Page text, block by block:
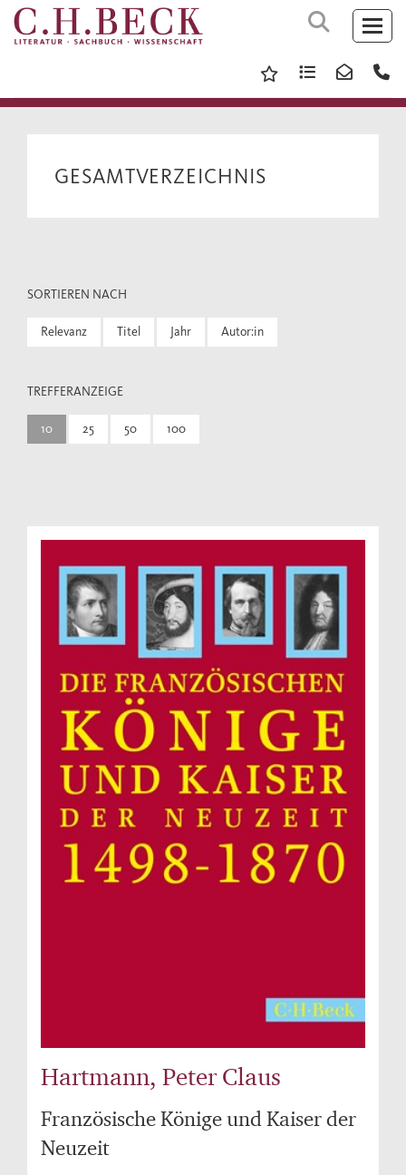
GESAMTVERZEICHNIS
SORTIEREN NACH
Relevanz Titel Jahr Autor:in
TREFFERANZEIGE
10 25 50 100
Hartmann, Peter Claus
Französische Könige und Kaiser der
Neuzeit